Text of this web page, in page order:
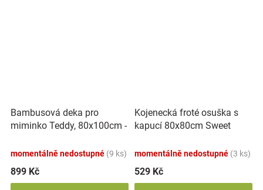
Bambusová deka pro
miminko Teddy, 80x100cm -
momentálně nedostupné (9 ks)
899 Kč
Kojenecká froté osuška s
kapucí 80x80cm Sweet
momentálně nedostupné (3 ks)
529 Kč